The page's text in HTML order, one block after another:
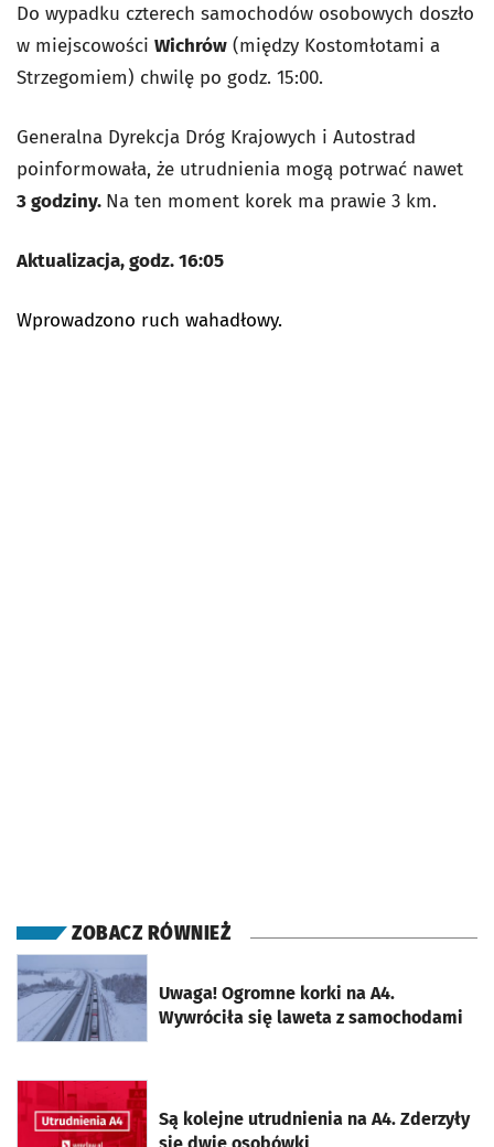
Do wypadku czterech samochodów osobowych doszło
w miejscowości Wichrów (między Kostomłotami a
Strzegomiem) chwilę po godz. 15:00.
Generalna Dyrekcja Dróg Krajowych i Autostrad
poinformowała, że utrudnienia mogą potrwać nawet
3godziny. Na ten moment korek ma prawie 3 km.
Aktualizacja, godz. 16:05
Wprowadzono ruch wahadłowy.
ZOBACZ RÓWNIEŻ
Uwaga! Ogromne korki na A4.
Wywróciła się laweta z samochodami
otworzy się w nowej karcie
Są kolejne utrudnienia na A4. Zderzyły
otworzy się w nowej karcie